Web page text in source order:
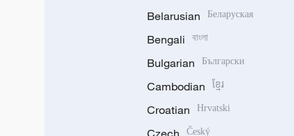
Belarusian Беларуская
Bengali বাংলা
Bulgarian Български
Cambodian ខ្មែរ
Croatian Hrvatski
Czech Český